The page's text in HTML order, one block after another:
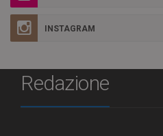
INSTAGRAM
Redazione